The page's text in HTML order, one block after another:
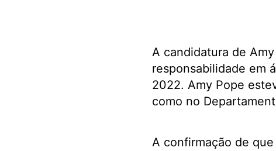
A candidatura de
responsabilidade em
2022. Amy Pope
como no
A confirmação de